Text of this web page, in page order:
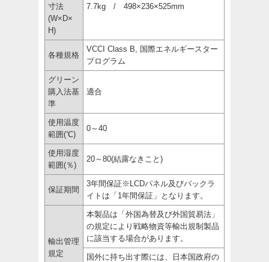
寸法
(W×D×
H)
7.7kg / 498×236×525mm
各種規格
VCCI Class B, 国際エネルギースター
プログラム
グリーン
購入法基
準
適合
使用温度
範囲(℃)
0～40
使用湿度
範囲(％)
20～80(結露なきこと)
保証期間
3年間保証※LCDパネル及びバックラ
イトは「1年間保証」となります。
輸出管理
規定
本製品は「外国為替及び外国貿易法」
の規定により戦略物資等輸出規制製品
に該当する場合があります。
国外に持ち出す際には、日本国政府の